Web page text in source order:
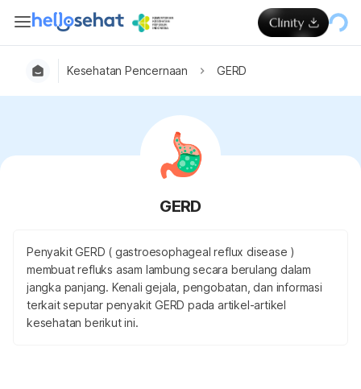
Kesehatan Pencernaan GERD
GERD
Penyakit GERD ( gastroesophageal reflux disease )
membuat refluks asam lambung secara berulang dalam
jangka panjang. Kenali gejala, pengobatan, dan informasi
terkait seputar penyakit GERD pada artikel-artikel
kesehatan berikut ini.